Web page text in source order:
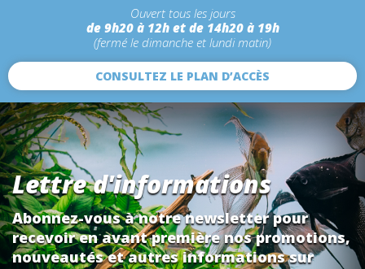
Ouvert tous les jours
de 9h20 à 12h et de 14h20 à 19h
(fermé le dimanche et lundi matin)
CONSULTEZ LE PLAN D’ACCÈS
Lettre d'informations
Abonnez-vous à notre newsletter pour
recevoir en avant première nos promotions,
nouveautés et autres informations sur